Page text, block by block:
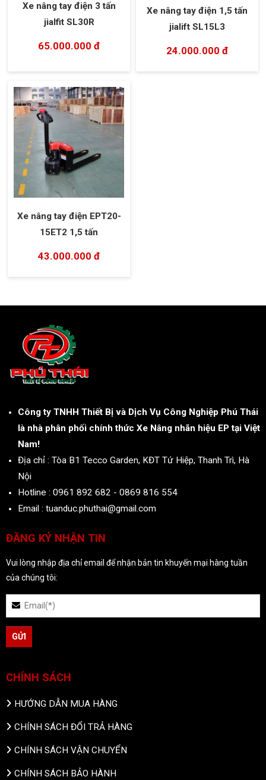
Xe nâng tay điện 3 tấn
jialfit SL30R
65.000.000 đ
Xe nâng tay điện 1,5 tấn
jialift SL15L3
24.000.000 đ
Xe nâng tay điện EPT20-
15ET2 1,5 tấn
43.000.000 đ
Công ty TNHH Thiết Bị và Dịch Vụ Công Nghiệp Phú Thái
là nhà phân phối chính thức Xe Nâng nhãn hiệu EP tại Việt
Nam!
Địa chỉ : Tòa B1 Tecco Garden, KĐT Tứ Hiệp, Thanh Trì, Hà
Nội
Hotline : 0961 892 682 - 0869 816 554
Email : tuanduc.phuthai@gmail.com
ĐĂNG KÝ NHẬN TIN
Vui lòng nhập địa chỉ email để nhận bản tin khuyến mại hàng tuần
của chúng tôi:
CHÍNH SÁCH
HƯỚNG DẪN MUA HÀNG
CHÍNH SÁCH ĐỔI TRẢ HÀNG
CHÍNH SÁCH VẬN CHUYỂN
CHÍNH SÁCH BẢO HÀNH